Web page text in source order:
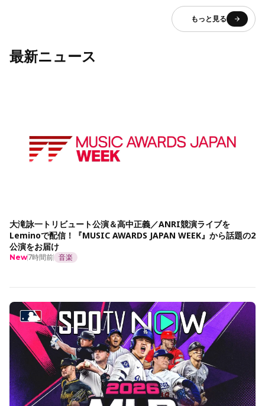
もっと見る
最新ニュース
大滝詠一トリビュート公演＆高中正義／ANRI競演ライブを
Leminoで配信！『MUSIC AWARDS JAPAN WEEK』から話題の2
公演をお届け
New7時間前 音楽